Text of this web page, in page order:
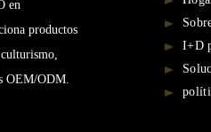
en
productos
OEM/ODM.
I+D